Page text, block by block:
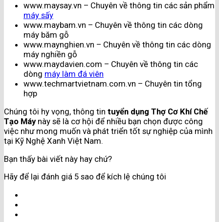
www.maysay.vn – Chuyên về thông tin các sản phẩm
máy sấy
www.maybam.vn – Chuyên về thông tin các dòng
máy băm gỗ
www.maynghien.vn – Chuyên về thông tin các dòng
máy nghiền gỗ
www.maydavien.com – Chuyên về thông tin các
dòng máy làm đá viên
www.techmartvietnam.com.vn – Chuyên tin tổng
hợp
Chúng tôi hy vọng, thông tin tuyển dụng Thợ Cơ Khí Chế
Tạo Máynày sẽ là cơ hội để nhiều bạn chọn được công
việc như mong muốn và phát triển tốt sự nghiệp của mình
tại Kỹ Nghệ Xanh Việt Nam.
Bạn thấy bài viết này hay chứ?
Hãy để lại đánh giá 5 sao để kích lệ chúng tôi